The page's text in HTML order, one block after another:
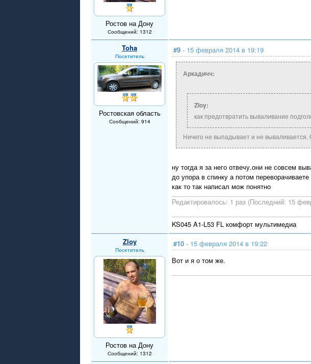
Ростов на Дону
Сообщений: 1312
Toha
Посетитель
Ростовская область
Сообщений: 914
#9 - 15 февраля 2014 в 19:19
Аркадичч:
Zloy:
как предотвратить вываливание
Ничего не выпадывает и не вываливается.
ну тогда я за него отвечу.они не совсем
до упора в спинку а потом
как то так написал мож понятно
Редактировалось: 1 раз (Последний: 15
KS045 A1-L53 FL комфорт мультимедиа
Zloy
Посетитель
Ростов на Дону
Сообщений: 1312
#10 - 15 февраля 2014 в 19:22
Вот и я о том же.